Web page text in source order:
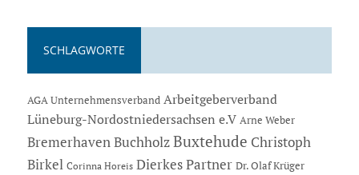
SCHLAGWORTE
AGA Unternehmensverband Arbeitgeberverband
Lüneburg-Nordostniedersachsen e.V Arne Weber
Bremerhaven Buchholz Buxtehude Christoph
Birkel Corinna Horeis Dierkes Partner Dr. Olaf Krüger